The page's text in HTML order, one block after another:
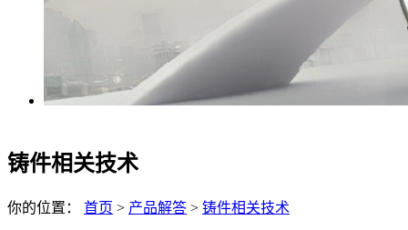
铸件相关技术
你的位置： 首页 > 产品解答 > 铸件相关技术